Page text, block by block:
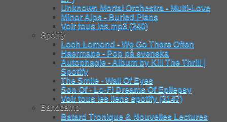
Unknown Mortal Orchestra - Multi-Love
Minor Alps - Buried Plans
Voir tous les mp3 (240)
Spotify
Loch Lomond - We Go There Often
Haermape - Pop på svenska
Autophagie - Album by Kill The Thrill |
Spotify
The Smile - Wall Of Eyes
Son Of - Lo-Fi Dreams Of Epilepsy
Voir tous les liens spotify (3147)
Bandcamp
Batard Tronique & Nouvelles Lectures